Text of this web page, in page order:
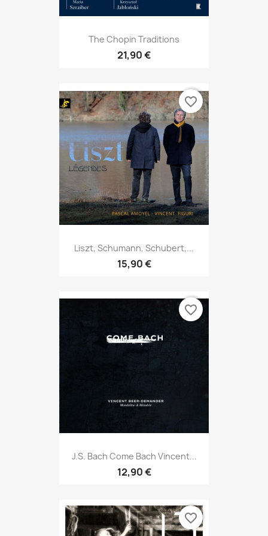
The Chopin Traditions
21,90 €
Liszt, Schumann, Schubert,...
15,90 €
favorite_border
J.S. Bach Come Bach Vincent...
12,90 €
favorite_border
favorite_border